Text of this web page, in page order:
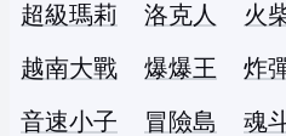
超級瑪莉 洛克人 火
越南大戰
爆爆王 炸
音速小子
冒險島 魂